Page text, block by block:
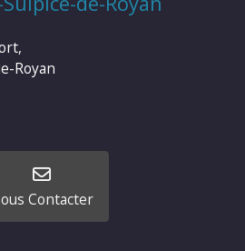
Royan
Contacter